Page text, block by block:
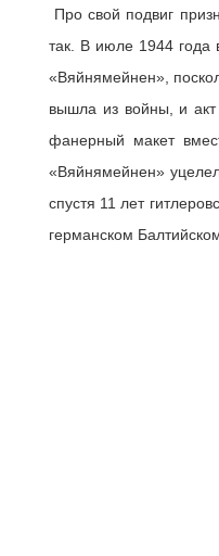
Про свой подвиг
так. В июле 1944 года
«Вяйнямейнен»,
вышла из войны, и
фанерный макет
«Вяйнямейнен»
спустя 11 лет
германском